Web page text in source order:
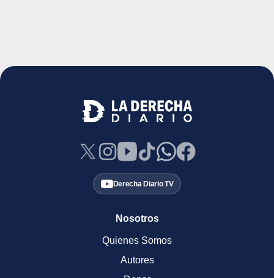
Derecha Diario TV
Nosotros
Quienes Somos
Autores